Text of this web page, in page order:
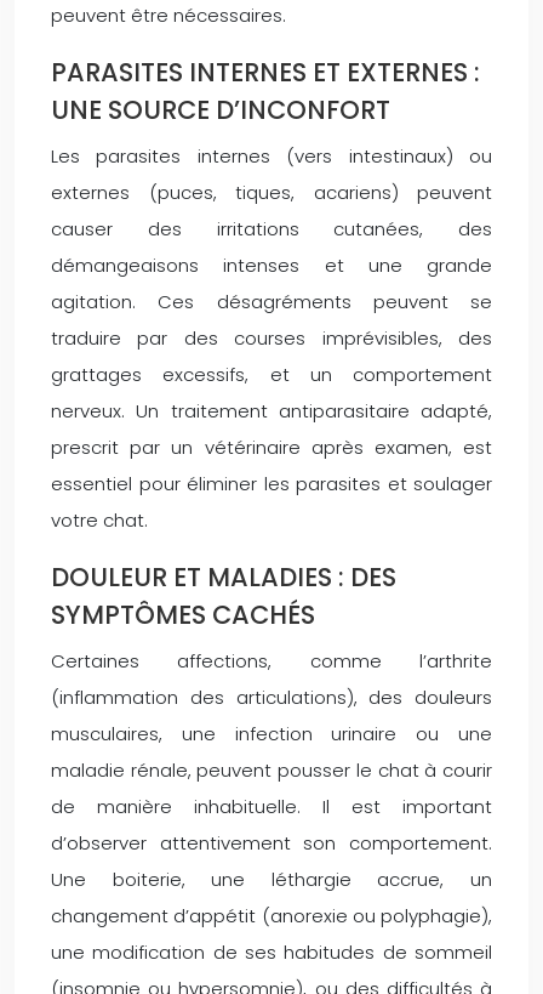
peuvent être nécessaires.
PARASITES INTERNES ET EXTERNES :
UNE SOURCE D’INCONFORT
Les parasites internes (vers intestinaux) ou
externes (puces, tiques, acariens) peuvent
causer des irritations cutanées, des
démangeaisons intenses et une grande
agitation. Ces désagréments peuvent se
traduire par des courses imprévisibles, des
grattages excessifs, et un comportement
nerveux. Un traitement antiparasitaire adapté,
prescrit par un vétérinaire après examen, est
essentiel pour éliminer les parasites et soulager
votre chat.
DOULEUR ET MALADIES : DES
SYMPTÔMES CACHÉS
Certaines affections, comme l’arthrite
(inflammation des articulations), des douleurs
musculaires, une infection urinaire ou une
maladie rénale, peuvent pousser le chat à courir
de manière inhabituelle. Il est important
d’observer attentivement son comportement.
Une boiterie, une léthargie accrue, un
changement d’appétit (anorexie ou polyphagie),
une modification de ses habitudes de sommeil
(insomnie ou hypersomnie), ou des difficultés à